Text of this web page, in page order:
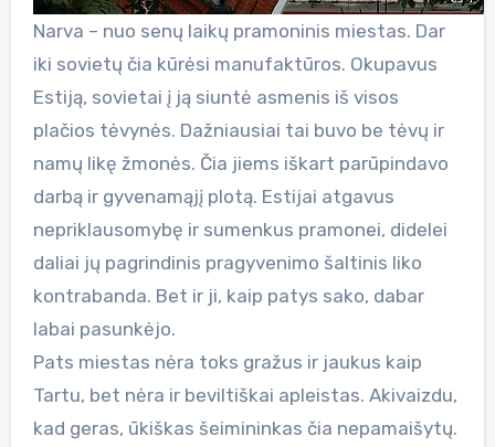
Narva – nuo senų laikų pramoninis miestas. Dar
iki sovietų čia kūrėsi manufaktūros. Okupavus
Estiją, sovietai į ją siuntė asmenis iš visos
plačios tėvynės. Dažniausiai tai buvo be tėvų ir
namų likę žmonės. Čia jiems iškart parūpindavo
darbą ir gyvenamąjį plotą. Estijai atgavus
nepriklausomybę ir sumenkus pramonei, didelei
daliai jų pagrindinis pragyvenimo šaltinis liko
kontrabanda. Bet ir ji, kaip patys sako, dabar
labai pasunkėjo.
Pats miestas nėra toks gražus ir jaukus kaip
Tartu, bet nėra ir beviltiškai apleistas. Akivaizdu,
kad geras, ūkiškas šeimininkas čia nepamaišytų.